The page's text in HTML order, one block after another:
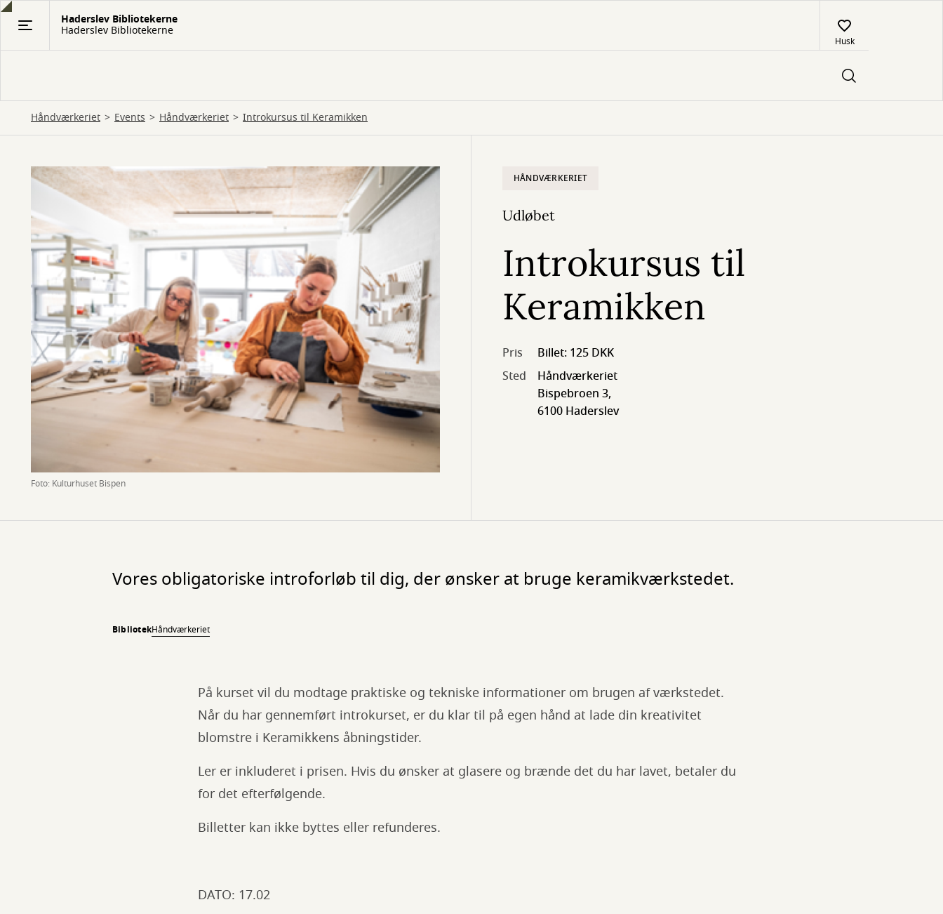
Gå
Haderslev Bibliotekerne
Haderslev Bibliotekerne
Husk
Håndværkeriet Events Håndværkeriet Introkursus til Keramikken
Foto: Kulturhuset Bispen
HÅNDVÆRKERIET
Udløbet
Introkursus til
Keramikken
Pris
Billet: 125 DKK
Sted
Håndværkeriet
Bispebroen 3,
6100 Haderslev
Vores obligatoriske introforløb til dig, der ønsker at bruge keramikværkstedet.
BibliotekHåndværkeriet
På kurset vil du modtage praktiske og tekniske informationer om brugen af værkstedet.
Når du har gennemført introkurset, er du klar til på egen hånd at lade din kreativitet
blomstre i Keramikkens åbningstider.
Ler er inkluderet i prisen. Hvis du ønsker at glasere og brænde det du har lavet, betaler du
for det efterfølgende.
Billetter kan ikke byttes eller refunderes.
DATO: 17.02